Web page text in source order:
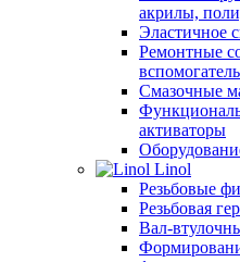
акрилы,
Эластичное
Ремонтные
Смазочные
активаторы
Linol
Резьбовые
Резьбовая
Вал-